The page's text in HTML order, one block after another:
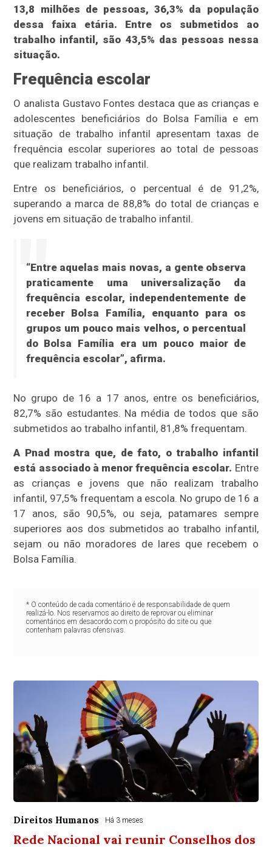
13,8 milhões de pessoas, 36,3% da população
dessa faixa etária. Entre os submetidos ao
trabalho infantil, são 43,5% das pessoas nessa
situação.
Frequência escolar
O analista Gustavo Fontes destaca que as crianças e
adolescentes beneficiários do Bolsa Família e em
situação de trabalho infantil apresentam taxas de
frequência escolar superiores ao total de pessoas
que realizam trabalho infantil.
Entre os beneficiários, o percentual é de 91,2%,
superando a marca de 88,8% do total de crianças e
jovens em situação de trabalho infantil.
“Entre aquelas mais novas, a gente observa
praticamente uma universalização da
frequência escolar, independentemente de
receber Bolsa Família, enquanto para os
grupos um pouco mais velhos, o percentual
do Bolsa Família era um pouco maior de
frequência escolar”, afirma.
No grupo de 16 a 17 anos, entre os beneficiários,
82,7% são estudantes. Na média de todos que são
submetidos ao trabalho infantil, 81,8% frequentam.
A Pnad mostra que, de fato, o trabalho infantil
está associado à menor frequência escolar. Entre
as crianças e jovens que não realizam trabalho
infantil, 97,5% frequentam a escola. No grupo de 16 a
17 anos, são 90,5%, ou seja, patamares sempre
superiores aos dos submetidos ao trabalho infantil,
sejam ou não moradores de lares que recebem o
Bolsa Família.
* O conteúdo de cada comentário é de responsabilidade de quem
realizá-lo. Nos reservamos ao direito de reprovar ou eliminar
comentários em desacordo com o propósito do site ou que
contenham palavras ofensivas.
Direitos Humanos Há 3 meses
Rede Nacional vai reunir Conselhos dos